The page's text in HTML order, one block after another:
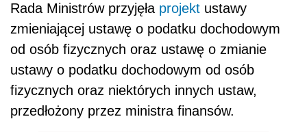
Rada Ministrów przyjęła projekt ustawy
zmieniającej ustawę o podatku dochodowym
od osób fizycznych oraz ustawę o zmianie
ustawy o podatku dochodowym od osób
fizycznych oraz niektórych innych ustaw,
przedłożony przez ministra finansów.